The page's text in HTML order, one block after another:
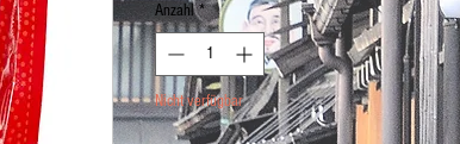
Anzahl *
Nicht verfügbar